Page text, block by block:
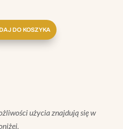
DO KOSZYKA
użycia znajdują się w